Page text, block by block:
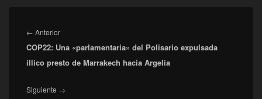
de
entradas
← AnteriorEntrada
anterior:
COP22: Una «parlamentaria» del Polisario expulsada
illico presto de Marrakech hacia Argelia
Siguiente →